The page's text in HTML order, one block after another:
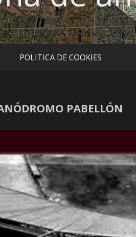
POLITICA DE COOKIES
PABELLÓN